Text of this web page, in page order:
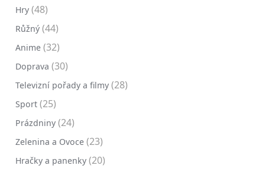
Hry (48)
Růžný (44)
Anime (32)
Doprava (30)
Televizní pořady a filmy (28)
Sport (25)
Prázdniny (24)
Zelenina a Ovoce (23)
Hračky a panenky (20)